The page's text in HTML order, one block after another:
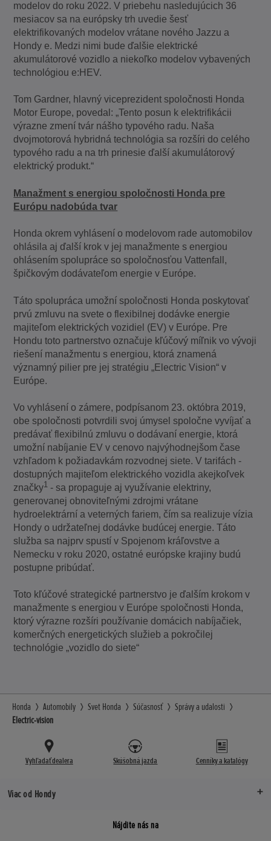
modelov do roku 2022. V priebehu nasledujúcich 36
mesiacov sa na európsky trh uvedie šesť
elektrifikovaných modelov vrátane nového Jazzu a
Hondy e. Medzi nimi bude ďalšie elektrické
akumulátorové vozidlo a niekoľko modelov vybavených
technológiou e:HEV.
Tom Gardner, hlavný viceprezident spoločnosti Honda
Motor Europe, povedal: „Tento posun k elektrifikácii
výrazne zmení tvár nášho typového radu. Naša
dvojmotorová hybridná technológia sa rozšíri do celého
typového radu a na trh prinesie ďalší akumulátorový
elektrický produkt.“
Manažment s energiou spoločnosti Honda pre
Európu nadobúda tvar
Honda okrem vyhlásení o modelovom rade automobilov
ohlásila aj ďalší krok v jej manažmente s energiou
ohlásením spolupráce so spoločnosťou Vattenfall,
špičkovým dodávateľom energie v Európe.
Táto spolupráca umožní spoločnosti Honda poskytovať
prvú zmluvu na svete o flexibilnej dodávke energie
majiteľom elektrických vozidiel (EV) v Európe. Pre
Hondu toto partnerstvo označuje kľúčový míľnik vo vývoji
riešení manažmentu s energiou, ktorá znamená
významný pilier pre jej stratégiu „Electric Vision“ v
Európe.
Vo vyhlásení o zámere, podpísanom 23. októbra 2019,
obe spoločnosti potvrdili svoj úmysel spoločne vyvíjať a
predávať flexibilnú zmluvu o dodávaní energie, ktorá
umožní nabíjanie EV v cenovo najvýhodnejšom čase
vzhľadom k požiadavkám rozvodnej siete. V tarifách -
dostupných majiteľom elektrického vozidla akejkoľvek
značky1 - sa propaguje aj využívanie elektriny,
generovanej obnoviteľnými zdrojmi vrátane
hydroelektrární a veterných fariem, čím sa realizuje vízia
Hondy o udržateľnej dodávke budúcej energie. Táto
služba sa najprv spustí v Spojenom kráľovstve a
Nemecku v roku 2020, ostatné európske krajiny budú
postupne pribúdať.
Toto kľúčové strategické partnerstvo je ďalším krokom v
manažmente s energiou v Európe spoločnosti Honda,
ktorý výrazne rozšíri používanie domácich nabíjačiek,
komerčných energetických služieb a pokročilej
technológie „vozidlo do siete“
Honda Automobily Svet Honda Súčasnosť
Správy a udalosti
Electric-vision
Vyhľadať dealera Skúšobná jazda Cenníky a katalógy
Viac od Hondy
Nájdite nás na